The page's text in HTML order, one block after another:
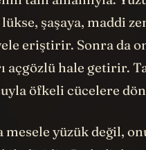
tam anlamıyla.
şaşaya, maddi
eriştirir. Sonra da
açgözlü hale getirir.
öfkeli cücelere
mesele yüzük değil,